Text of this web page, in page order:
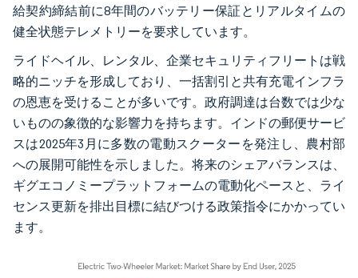
給契約締結前に8年間のバッテリー保証とリアルタイムの
健全状態テレメトリーを要求しています。
ライドヘイル、レンタル、企業セキュリティフリートは戦
略的ニッチを形成しており、一括割引と共有充電インフラ
の恩恵を受けることが多いです。政府調達は台数では少な
いものの象徴的な影響力を持ちます。インドの郵便サービ
スは2025年3月に多数の電動スクーターを発注し、農村部
への展開可能性を示しました。将来のシェアバランスは、
ギグエコノミープラットフォームの電動化ペースと、ライ
センス更新を排出目標に結びつける政策指令にかかってい
ます。